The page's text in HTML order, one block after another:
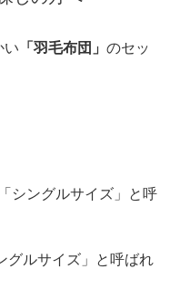
い 「羽毛布団」 のセッ
シングルサイズ」と呼
グルサイズ」と呼ばれ